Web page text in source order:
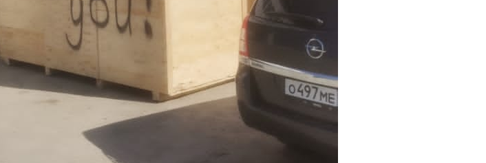
alimentatore, una stazione di serigrafia e un
essiccatore ad aria calda. L'essiccatore UV e
l'essiccatore IR sono disponibili come opzione.
Per la stampa di etichette a trasferimento
termico, è possibile aggiungere una
macchina per polveri alla linea di stampa.
automazione nei loro processi di conversione